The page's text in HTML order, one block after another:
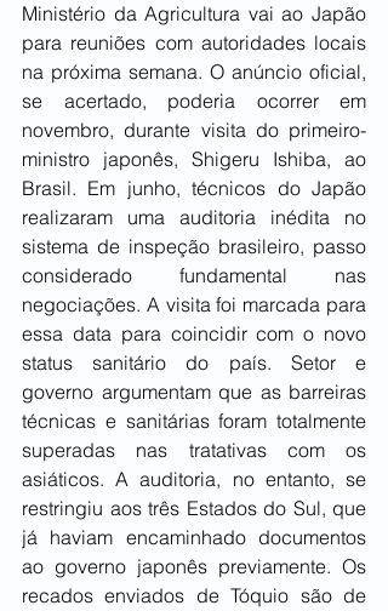
Ministério da Agricultura vai ao Japão
para reuniões com autoridades locais
na próxima semana. O anúncio oficial,
se acertado, poderia ocorrer em
novembro, durante visita do primeiro-
ministro japonês, Shigeru Ishiba, ao
Brasil. Em junho, técnicos do Japão
realizaram uma auditoria inédita no
sistema de inspeção brasileiro, passo
considerado fundamental nas
negociações. A visita foi marcada para
essa data para coincidir com o novo
status sanitário do país. Setor e
governo argumentam que as barreiras
técnicas e sanitárias foram totalmente
superadas nas tratativas com os
asiáticos. A auditoria, no entanto, se
restringiu aos três Estados do Sul, que
já haviam encaminhado documentos
ao governo japonês previamente. Os
recados enviados de Tóquio são de